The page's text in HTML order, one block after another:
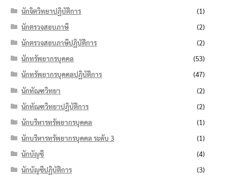
นักจิตวิทยาปฏิบัติการ
(1)
นักตรวจสอบภาษี
(2)
นักตรวจสอบภาษีปฏิบัติการ
(2)
นักทรัพยากรบุคคล
(53)
นักทรัพยากรบุคคลปฏิบัติการ
(47)
นักทัณฑวิทยา
(2)
นักทัณฑวิทยาปฏิบัติการ
(2)
นักบริหารทรัพยากรบุคคล
(1)
นักบริหารทรัพยากรบุคคล ระดับ 3
(1)
นักบัญชี
(4)
นักบัญชีปฏิบัติการ
(3)